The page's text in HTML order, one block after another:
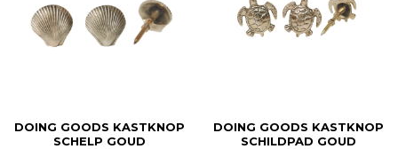
DOING GOODS KASTKNOP
SCHELP GOUD
DOING GOODS KASTKNOP
SCHILDPAD GOUD